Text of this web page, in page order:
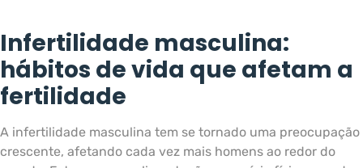
Infertilidade masculina:
hábitos de vida que afetam a
fertilidade
A infertilidade masculina tem se tornado uma preocupação
crescente, afetando cada vez mais homens ao redor do